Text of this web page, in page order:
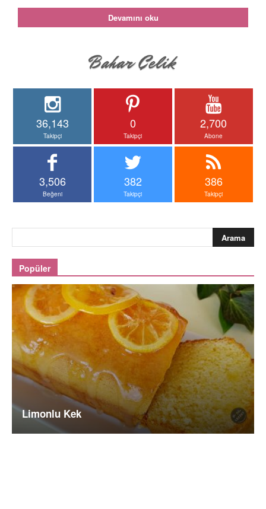
Devamını oku
36,143
Takipçi
0
Takipçi
2,700
Abone
3,506
Beğeni
382
Takipçi
386
Takipçi
Popüler
Limonlu Kek